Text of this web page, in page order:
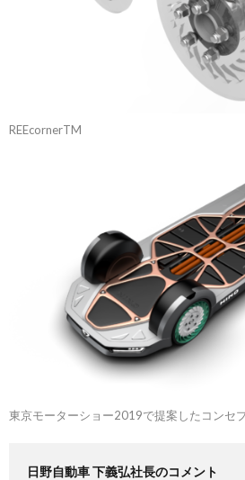
REEcornerTM
東京モーターショー2019で提案したコンセ
日野自動車 下義弘社長のコメント